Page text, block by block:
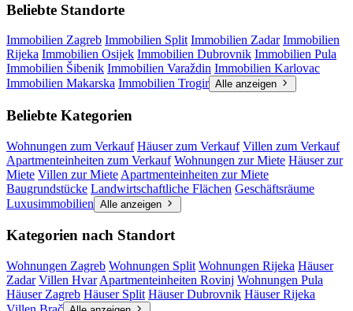
Beliebte Standorte
Immobilien Zagreb Immobilien Split Immobilien Zadar Immobilien
Rijeka Immobilien Osijek Immobilien Dubrovnik Immobilien Pula
Immobilien Šibenik Immobilien Varaždin Immobilien Karlovac
Immobilien Makarska Immobilien Trogir Alle anzeigen
Beliebte Kategorien
Wohnungen zum Verkauf Häuser zum Verkauf Villen zum Verkauf
Apartmenteinheiten zum Verkauf Wohnungen zur Miete Häuser zur
Miete Villen zur Miete Apartmenteinheiten zur Miete
Baugrundstücke Landwirtschaftliche Flächen Geschäftsräume
Luxusimmobilien Alle anzeigen
Kategorien nach Standort
Wohnungen Zagreb Wohnungen Split Wohnungen Rijeka Häuser
Zadar Villen Hvar Apartmenteinheiten Rovinj Wohnungen Pula
Häuser Zagreb Häuser Split Häuser Dubrovnik Häuser Rijeka